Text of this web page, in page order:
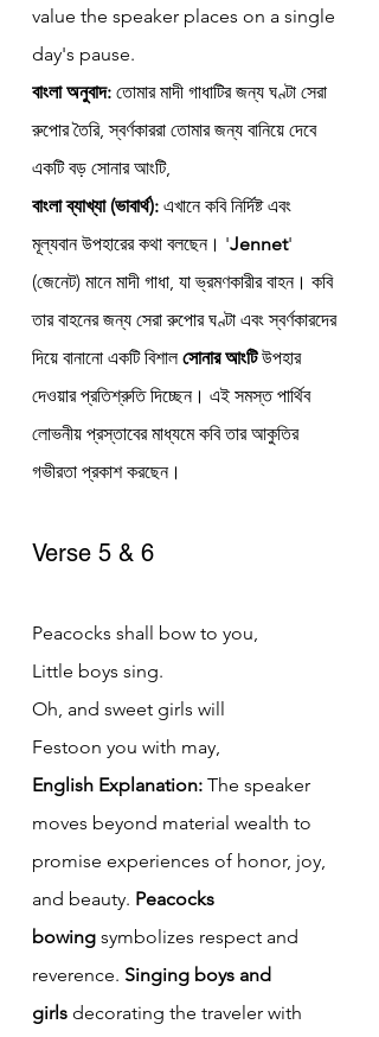
value the speaker places on a single
day's pause.
বাংলা অনুবাদ: তোমার মাদী গাধাটির জন্য ঘণ্টা সেরা
রুপোর তৈরি, স্বর্ণকাররা তোমার জন্য বানিয়ে দেবে
একটি বড় সোনার আংটি,
বাংলা ব্যাখ্যা (ভাবার্থ): এখানে কবি নির্দিষ্ট এবং
মূল্যবান উপহারের কথা বলছেন। 'Jennet'
(জেনেট) মানে মাদী গাধা, যা ভ্রমণকারীর বাহন। কবি
তার বাহনের জন্য সেরা রুপোর ঘণ্টা এবং স্বর্ণকারদের
দিয়ে বানানো একটি বিশাল সোনার আংটি উপহার
দেওয়ার প্রতিশ্রুতি দিচ্ছেন। এই সমস্ত পার্থিব
লোভনীয় প্রস্তাবের মাধ্যমে কবি তার আকুতির
গভীরতা প্রকাশ করছেন।
Verse 5 & 6
Peacocks shall bow to you,
Little boys sing.
Oh, and sweet girls will
Festoon you with may,
English Explanation: The speaker
moves beyond material wealth to
promise experiences of honor, joy,
and beauty. Peacocks
bowing symbolizes respect and
reverence. Singing boys and
girls decorating the traveler with